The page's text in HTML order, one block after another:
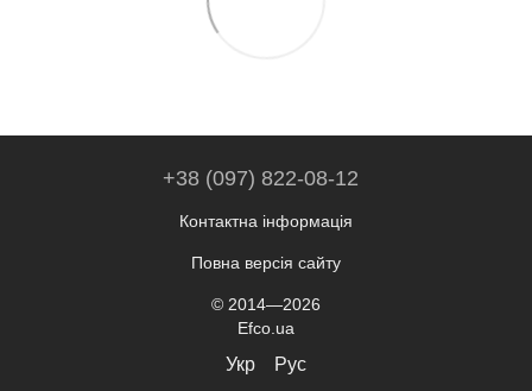
+38 (097) 822-08-12
Контактна інформація
Повна версія сайту
© 2014—2026
Efco.ua
Укр Рус